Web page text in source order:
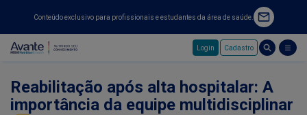
Conteúdo exclusivo para profissionais e estudantes da área de saúde.
Login Cadastro
Reabilitação após alta hospitalar: A
importância da equipe multidisciplinar